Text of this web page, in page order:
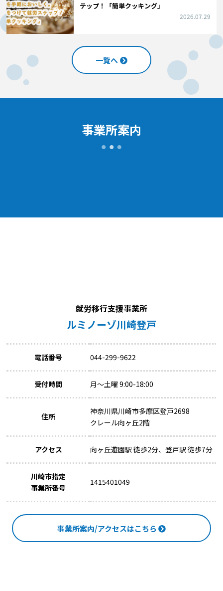
テップ！「簡単クッキング」
2026.07.29
一覧へ
事業所案内
就労移行支援事業所
ルミノーゾ川崎登戸
電話番号 044-299-9622
受付時間 月～土曜 9:00-18:00
住所
神奈川県川崎市多摩区登戸2698
クレール向ヶ丘2階
アクセス 向ヶ丘遊園駅 徒歩2分、登戸駅 徒歩7分
川崎市指定
事業所番号
1415401049
事業所案内/アクセスはこちら